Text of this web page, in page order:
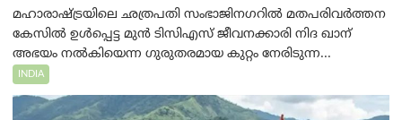
മഹാരാഷ്ട്രയിലെ ഛത്രപതി സംഭാജിനഗറിൽ മതപരിവർത്തന
കേസിൽ ഉൾപ്പെട്ട മുൻ ടിസിഎസ് ജീവനക്കാരി നിദ ഖാന്
അഭയം നൽകിയെന്ന ഗുരുതരമായ കുറ്റം നേരിടുന്ന...
INDIA